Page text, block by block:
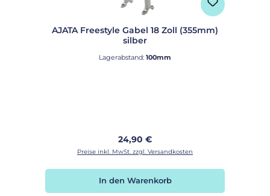
AJATA Freestyle Gabel 18 Zoll (355mm)
silber
Lagerabstand: 100mm
Regulärer Preis:
24,90 €
Preise inkl. MwSt. zzgl. Versandkosten
In den Warenkorb